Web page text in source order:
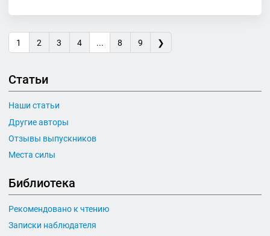
1 2 3 4 ... 8 9 ❯
Статьи
Наши статьи
Другие авторы
Отзывы выпускников
Места силы
Библиотека
Рекомендовано к чтению
Записки наблюдателя